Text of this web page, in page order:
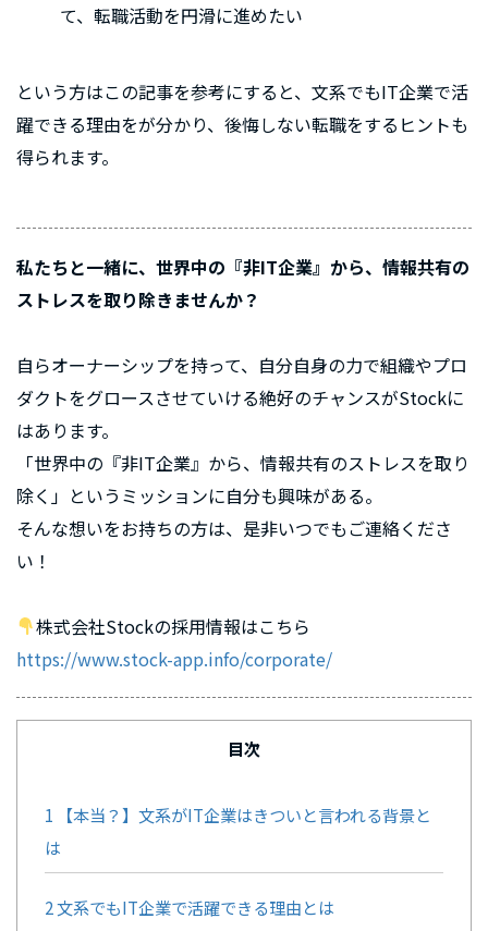
て、転職活動を円滑に進めたい
という方はこの記事を参考にすると、文系でもIT企業で活
躍できる理由をが分かり、後悔しない転職をするヒントも
得られます。
私たちと一緒に、世界中の『非IT企業』から、情報共有の
ストレスを取り除きませんか？
自らオーナーシップを持って、自分自身の力で組織やプロ
ダクトをグロースさせていける絶好のチャンスがStockに
はあります。
「世界中の『非IT企業』から、情報共有のストレスを取り
除く」というミッションに自分も興味がある。
そんな想いをお持ちの方は、是非いつでもご連絡くださ
い！
株式会社Stockの採用情報はこちら
https://www.stock-app.info/corporate/
目次
1 【本当？】文系がIT企業はきついと言われる背景と
は
2文系でもIT企業で活躍できる理由とは